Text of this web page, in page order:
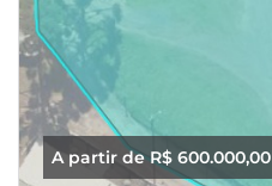
A partir de R$ 600.000,00